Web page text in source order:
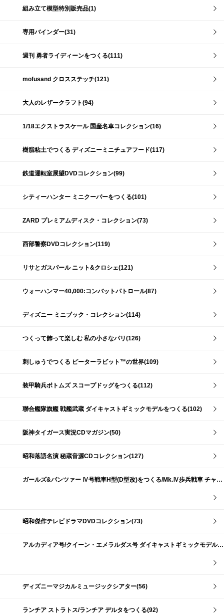
組み立て模型特別販売品(1)
専用バインダー(31)
週刊 勇者ライディーンをつくる(111)
mofusand クロスステッチ(121)
大人のレザークラフト(94)
1/18エクストラスケール 国産名車コレクション(16)
樹脂粘土でつくる ディズニーミニチュアフード(117)
鉄道運転室展望DVDコレクション(99)
シティーハンター ミニクーパーをつくる(101)
ZARD プレミアムディスク・コレクション(73)
西部警察DVDコレクション(119)
リサとガスパール ニット&クロシェ(121)
ウォーハンマー40,000:コンバットパトロール(87)
ディズニー ミニブック・コレクション(114)
つくって飾って楽しむ 私の小さなパリ(126)
刺しゅうでつくる ピーターラビット™の世界(109)
装甲騎兵ボトムズ スコープドッグをつくる(112)
聯合艦隊旗艦 戦艦武蔵 ダイキャストギミックモデルをつくる(102)
阪神タイガース実況CDマガジン(50)
昭和落語名演 秘蔵音源CDコレクション(127)
ガールズ&パンツァー Ⅳ号戦車H型(D型改)をつくる/Mk.Ⅳ歩兵戦車 チャーチルMk.Ⅶをつくる(191)
昭和傑作テレビドラマDVDコレクション(73)
アルカディア号/クイーン・エメラルダス号 ダイキャストギミックモデルをつくる(159)
ディズニーマジカルミュージックシアター(56)
ランチア ストラトス/ランチア デルタをつくる(92)